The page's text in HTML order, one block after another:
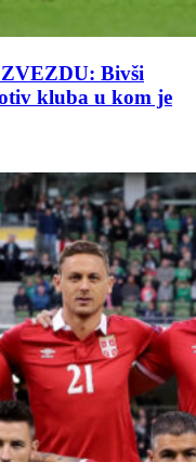
Bivši
kluba u kom je